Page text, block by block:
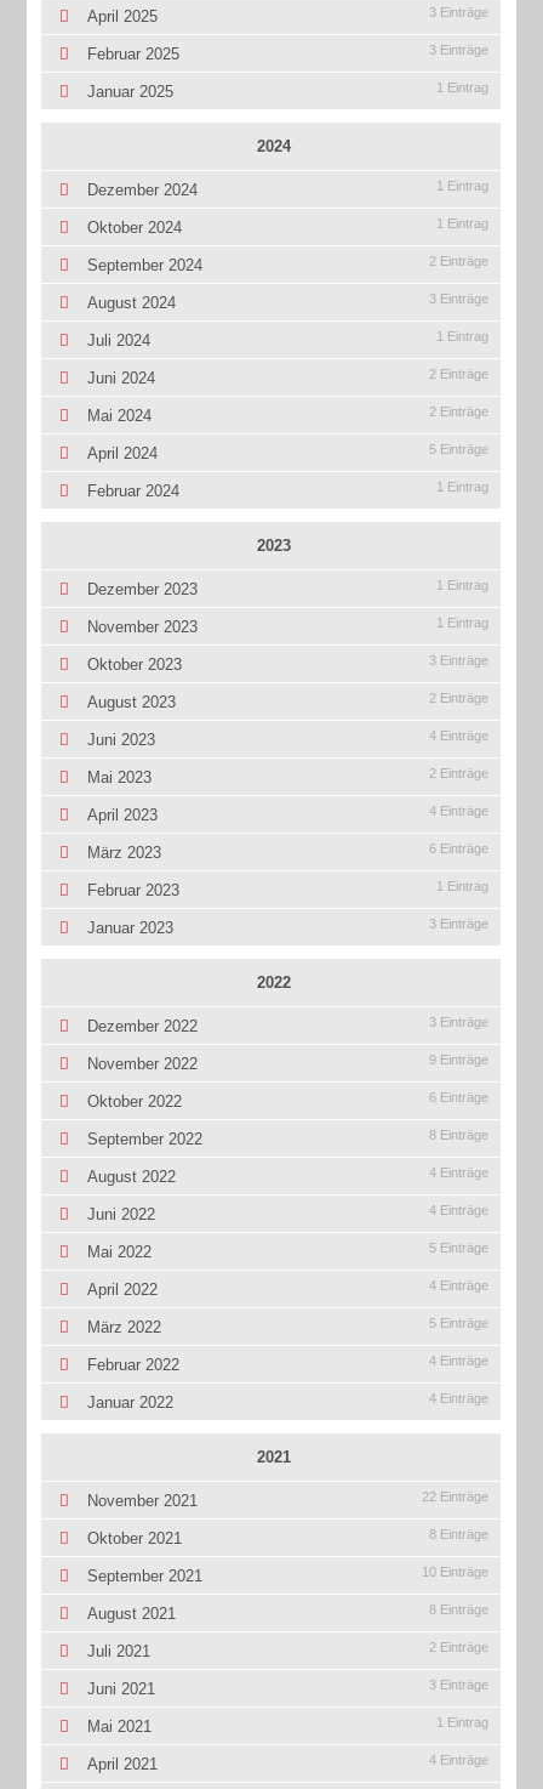
April 2025 3 Einträge
Februar 2025 3 Einträge
Januar 2025 1 Eintrag
2024
Dezember 2024 1 Eintrag
Oktober 2024 1 Eintrag
September 2024 2 Einträge
August 2024 3 Einträge
Juli 2024 1 Eintrag
Juni 2024 2 Einträge
Mai 2024 2 Einträge
April 2024 5 Einträge
Februar 2024 1 Eintrag
2023
Dezember 2023 1 Eintrag
November 2023 1 Eintrag
Oktober 2023 3 Einträge
August 2023 2 Einträge
Juni 2023 4 Einträge
Mai 2023 2 Einträge
April 2023 4 Einträge
März 2023 6 Einträge
Februar 2023 1 Eintrag
Januar 2023 3 Einträge
2022
Dezember 2022 3 Einträge
November 2022 9 Einträge
Oktober 2022 6 Einträge
September 2022 8 Einträge
August 2022 4 Einträge
Juni 2022 4 Einträge
Mai 2022 5 Einträge
April 2022 4 Einträge
März 2022 5 Einträge
Februar 2022 4 Einträge
Januar 2022 4 Einträge
2021
November 2021 22 Einträge
Oktober 2021 8 Einträge
September 2021 10 Einträge
August 2021 8 Einträge
Juli 2021 2 Einträge
Juni 2021 3 Einträge
Mai 2021 1 Eintrag
April 2021 4 Einträge